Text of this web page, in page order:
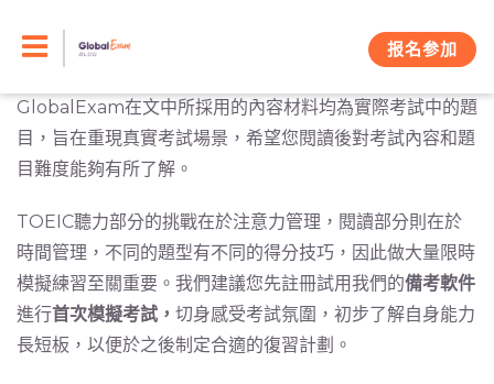
报名参加
列文章，包含聽力閱讀
兩個部分。特別是難度較大的聽力部
GlobalExam在文中所採用的內容材料均為實際考試中的題
目，旨在重現真實考試場景，希望您閱讀後對考試內容和題
目難度能夠有所了解。
TOEIC聽力部分的挑戰在於注意力管理，閱讀部分則在於
時間管理，不同的題型有不同的得分技巧，因此做大量限時
模擬練習至關重要。我們建議您先註冊試用我們的備考軟件
進行首次模擬考試， 切身感受考試氛圍，初步了解自身能力
長短板，以便於之後制定合適的復習計劃。